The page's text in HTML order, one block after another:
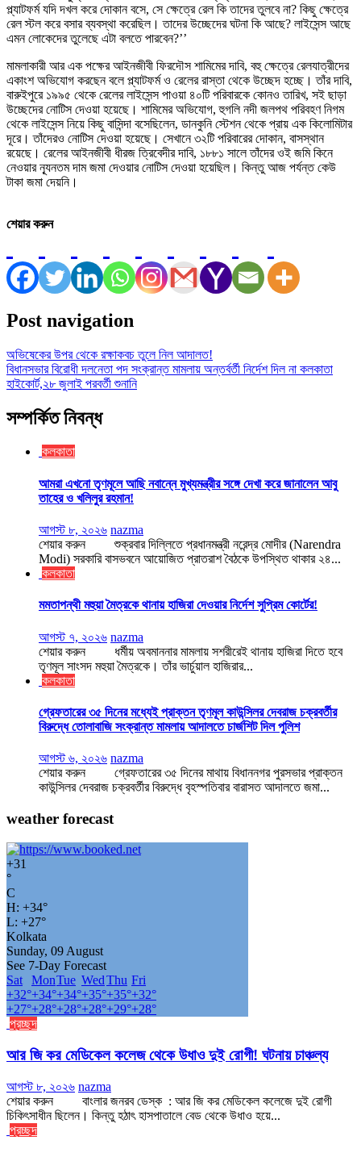
প্ল্যাটফর্ম যদি দখল করে দোকান বসে, সে ক্ষেত্রে রেল কি তাদের তুলবে না? কিছু ক্ষেত্রে
রেল স্টল করে বসার ব্যবস্থা করেছিল। তাদের উচ্ছেদের ঘটনা কি আছে? লাইসেন্স আছে
এমন লোকেদের তুলেছে এটা বলতে পারবেন?’’
মামলাকারী আর এক পক্ষের আইনজীবী ফিরদৌস শামিমের দাবি, বহু ক্ষেত্রে রেলযাত্রীদের
একাংশ অভিযোগ করছেন বলে প্ল্যাটফর্ম ও রেলের রাস্তা থেকে উচ্ছেদ হচ্ছে। তাঁর দাবি,
বারুইপুরে ১৯৯৫ থেকে রেলের লাইসেন্স পাওয়া ৪০টি পরিবারকে কোনও তারিখ, সই ছাড়া
উচ্ছেদের নোটিস দেওয়া হয়েছে। শামিমের অভিযোগ, হুগলি নদী জলপথ পরিবহণ নিগম
থেকে লাইসেন্স নিয়ে কিছু বাসিন্দা বসেছিলেন, ডানকুনি স্টেশন থেকে প্রায় এক কিলোমিটার
দূরে। তাঁদেরও নোটিস দেওয়া হয়েছে। সেখানে ৩২টি পরিবারের দোকান, বাসস্থান
রয়েছে। রেলের আইনজীবী ধীরজ ত্রিবেদীর দাবি, ১৮৮১ সালে তাঁদের ওই জমি কিনে
নেওয়ার ন্যূনতম দাম জমা দেওয়ার নোটিস দেওয়া হয়েছিল। কিন্তু আজ পর্যন্ত কেউ
টাকা জমা দেয়নি।
শেয়ার করুন
Post navigation
অভিষেকের উপর থেকে রক্ষাকবচ তুলে নিল আদালত!
বিধানসভার বিরোধী দলনেতা পদ সংক্রান্ত মামলায় অন্তর্বর্তী নির্দেশ দিল না কলকাতা
হাইকোর্ট,২৮ জুলাই পরবর্তী শুনানি
সম্পর্কিত নিবন্ধ
কলকাতা
আমরা এখনো তৃণমূলে আছি নবান্নে মুখ্যমন্ত্রীর সঙ্গে দেখা করে জানালেন আবু
তাহের ও খলিলুর রহমান!
আগস্ট ৮, ২০২৬ nazma
শেয়ার করুন শুক্রবার দিল্লিতে প্রধানমন্ত্রী নরেন্দ্র মোদীর (Narendra
Modi) সরকারি বাসভবনে আয়োজিত প্রাতরাশ বৈঠকে উপস্থিত থাকার ২৪...
কলকাতা
মমতাপন্থী মহুয়া মৈত্রকে থানায় হাজিরা দেওয়ার নির্দেশ সুপ্রিম কোর্টের!
আগস্ট ৭, ২০২৬ nazma
শেয়ার করুন ধর্মীয় অবমাননার মামলায় সশরীরেই থানায় হাজিরা দিতে হবে
তৃণমূল সাংসদ মহুয়া মৈত্রকে। তাঁর ভার্চুয়াল হাজিরার...
কলকাতা
গ্রেফতারের ৩৫ দিনের মধ্যেই প্রাক্তন তৃণমূল কাউন্সিলর দেবরাজ চক্রবর্তীর
বিরুদ্ধে তোলাবাজি সংক্রান্ত মামলায় আদালতে চার্জশিট দিল পুলিশ
আগস্ট ৬, ২০২৬ nazma
শেয়ার করুন গ্রেফতারের ৩৫ দিনের মাথায় বিধাননগর পুরসভার প্রাক্তন
কাউন্সিলর দেবরাজ চক্রবর্তীর বিরুদ্ধে বৃহস্পতিবার বারাসত আদালতে জমা...
weather forecast
+31
°
C
H: +34°
L: +27°
Kolkata
Sunday, 09 August
See 7-Day Forecast
Sat
MonTue WedThu Fri
+32°+34°+34°+35°+35°+32°
+27°+28°+28°+28°+29°+28°
প্রচ্ছদ
আর জি কর মেডিকেল কলেজ থেকে উধাও দুই রোগী! ঘটনায় চাঞ্চল্য
আগস্ট ৮, ২০২৬ nazma
শেয়ার করুন বাংলার জনরব ডেস্ক : আর জি কর মেডিকেল কলেজে দুই রোগী
চিকিৎসাধীন ছিলেন। কিন্তু হঠাৎ হাসপাতালে বেড থেকে উধাও হয়ে...
প্রচ্ছদ